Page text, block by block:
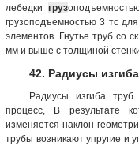
лебедкигруз
грузоподъемностью 3 тс
элементов. Гнутье труб со
мм и выше с толщиной стенки
42. Радиусы
Радиусы изгиба труб
процесс, В результате
изменяется наклон
трубы возникают упругие и